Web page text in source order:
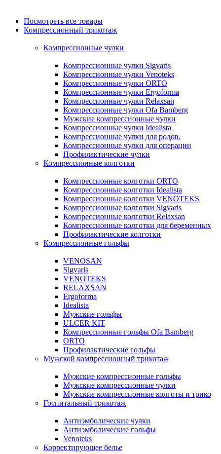
Посмотреть все товары
Компрессионный трикотаж
Компрессионные чулки
Компрессионные чулки Sigvaris
Компрессионные чулки Venoteks
Компрессионные чулки ORTO
Компрессионные чулки Ergoforma
Компрессионные чулки Relaxsan
Компрессионные чулки Ofa Bamberg
Мужские компрессионные чулки
Компрессионные чулки Idealista
Компрессионные чулки для родов.
Компрессионные чулки для операции
Профилактические чулки
Компрессионные колготки
Компрессионные колготки ORTO
Компрессионные колготки Idealista
Компрессионные колготки VENOTEKS
Компрессионные колготки Sigvaris
Компрессионные колготки Relaxsan
Компрессионные колготки для беременных
Профилактические колготки
Компрессионные гольфы
VENOSAN
Sigvaris
VENOTEKS
RELAXSAN
Ergoforma
Idealista
Мужские гольфы
ULCER KIT
Компрессионные гольфы Ofa Bamberg
ORTO
Профилактические гольфы
Мужской компрессионный трикотаж
Мужские компрессионные гольфы
Мужские компрессионные чулки
Мужские компрессионные колготы и трико
Госпитальный трикотаж
Антиэмболические чулки
Антиэмболические гольфы
Venoteks
Корректирующее белье